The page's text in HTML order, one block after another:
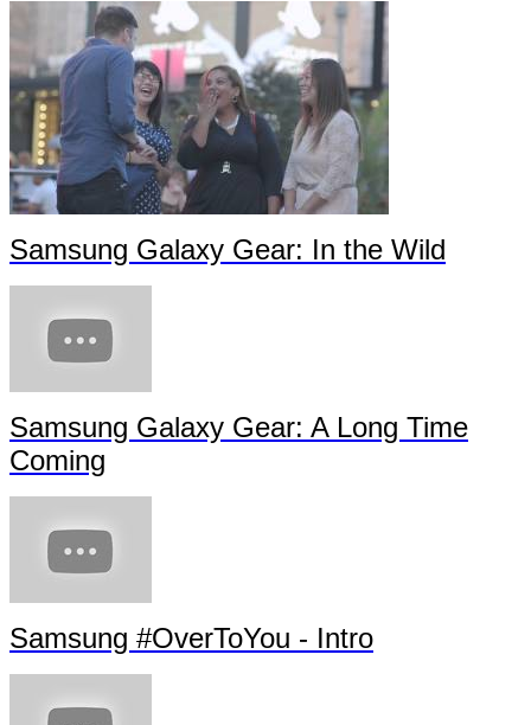
Inside "Magna Carta Holy Grail" with JAY Z + Samsung
Samsung Galaxy Note 10.1 2014 Edition -- Day in the Life
Samsung Galaxy Gear: In the Wild